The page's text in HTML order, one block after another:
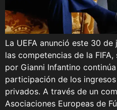
La UEFA anunció este 30
las competencias de la
por Gianni Infantino
participación de los
privados. A través de un
Asociaciones Europeas de